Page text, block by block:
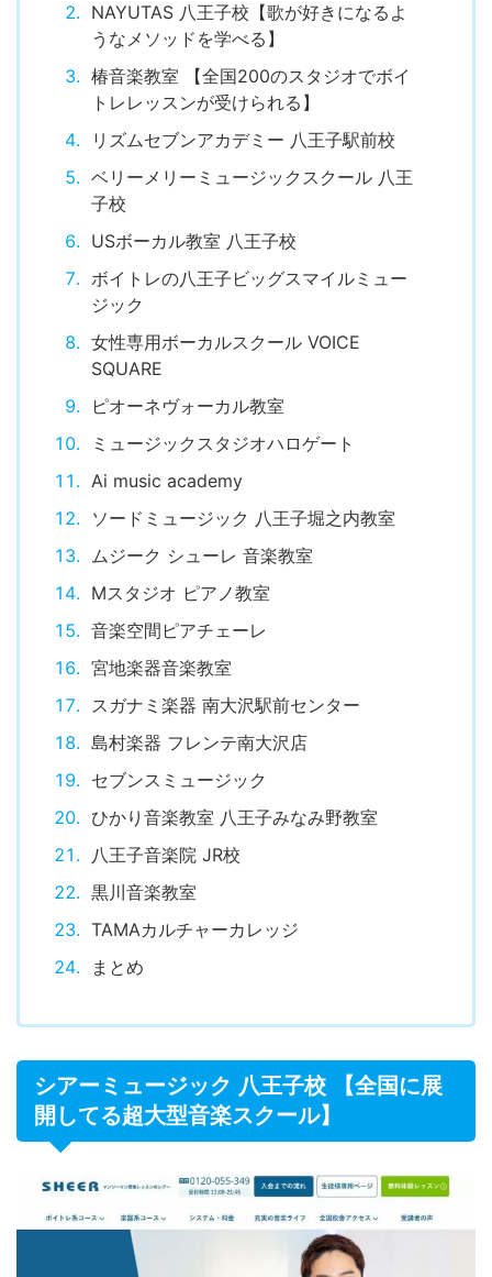
NAYUTAS 八王子校【歌が好きになるよ
うなメソッドを学べる】
椿音楽教室 【全国200のスタジオでボイ
トレレッスンが受けられる】
リズムセブンアカデミー 八王子駅前校
ベリーメリーミュージックスクール 八王
子校
USボーカル教室 八王子校
ボイトレの八王子ビッグスマイルミュー
ジック
女性専用ボーカルスクール VOICE
SQUARE
ピオーネヴォーカル教室
ミュージックスタジオハロゲート
Ai music academy
ソードミュージック 八王子堀之内教室
ムジーク シューレ 音楽教室
Mスタジオ ピアノ教室
音楽空間ピアチェーレ
宮地楽器音楽教室
スガナミ楽器 南大沢駅前センター
島村楽器 フレンテ南大沢店
セブンスミュージック
ひかり音楽教室 八王子みなみ野教室
八王子音楽院 JR校
黒川音楽教室
TAMAカルチャーカレッジ
まとめ
シアーミュージック 八王子校 【全国に展
開してる超大型音楽スクール】